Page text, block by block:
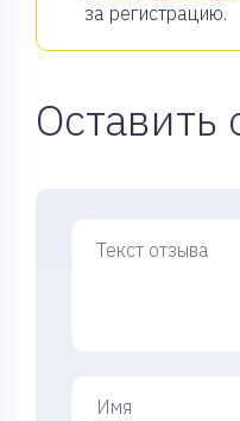
за регистрацию.
Оставить